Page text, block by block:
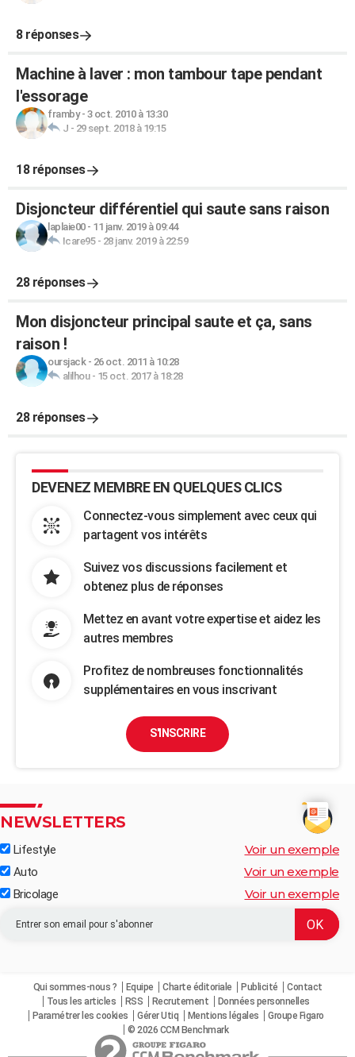
8 réponses
Machine à laver : mon tambour tape pendant
l'essorage
framby- 3 oct. 2010 à 13:30
J - 29 sept. 2018 à 19:15
18 réponses
Disjoncteur différentiel qui saute sans raison
laplaie00- 11 janv. 2019 à 09:44
Icare95- 28 janv. 2019 à 22:59
28 réponses
Mon disjoncteur principal saute et ça, sans
raison !
oursjack- 26 oct. 2011 à 10:28
alilhou- 15 oct. 2017 à 18:28
28 réponses
DEVENEZ MEMBRE EN QUELQUES CLICS
Connectez-vous simplement avec ceux qui
partagent vos intérêts
Suivez vos discussions facilement et
obtenez plus de réponses
Mettez en avant votre expertise et aidez les
autres membres
Profitez de nombreuses fonctionnalités
supplémentaires en vous inscrivant
S'INSCRIRE
NEWSLETTERS
Lifestyle Voir un exemple
Auto Voir un exemple
Bricolage Voir un exemple
Qui sommes-nous ? Equipe Charte éditoriale Publicité
Contact
Tous les articles
RSS Recrutement
Données personnelles
Paramétrer les cookies
Gérer Utiq Mentions légales
Groupe Figaro
© 2026 CCM Benchmark